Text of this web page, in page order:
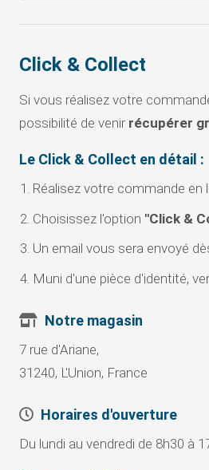
Click & Collect
Si vous réalisez votre
possibilité de venir récupérer
Le Click & Collect en détail :
Réalisez votre commande en
Choisissez l'option "Click &
Un email vous sera envoyé
Muni d'une pièce d'identité,
Notre magasin
7 rue d'Ariane,
31240, L'Union, France
Horaires d'ouverture
Du lundi au vendredi de 8h30 à